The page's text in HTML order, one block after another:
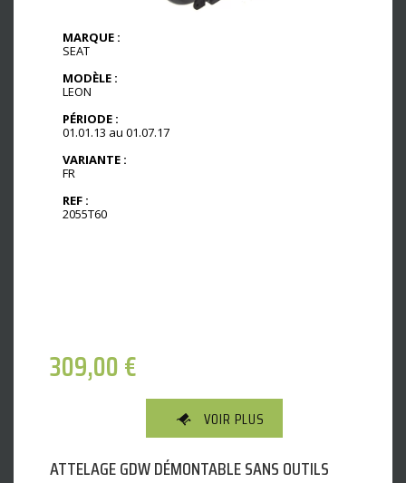
MARQUE :
SEAT
MODÈLE :
LEON
PÉRIODE :
01.01.13 au 01.07.17
VARIANTE :
FR
REF :
2055T60
309,00€
VOIR PLUS
ATTELAGE GDW DÉMONTABLE SANS OUTILS